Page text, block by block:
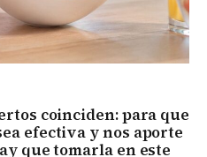
coinciden: para que
efectiva y nos aporte
que tomarla en este